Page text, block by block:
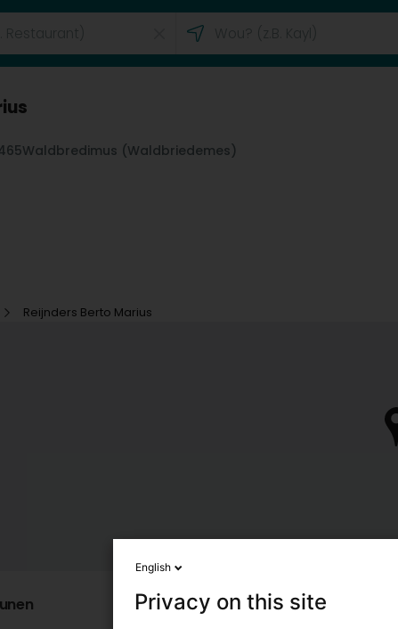
Waldbredimus (Waldbriedemes)
Reijnders Berto Marius
English
Privacy on this site